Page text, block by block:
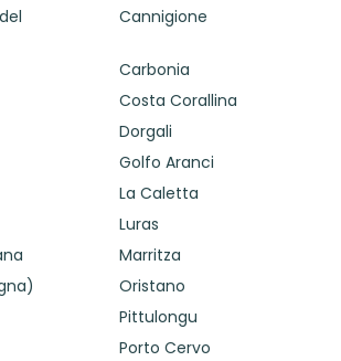
Cannigione
Carbonia
Costa Corallina
Dorgali
Golfo Aranci
La Caletta
Luras
Marritza
Oristano
Pittulongu
Porto Cervo